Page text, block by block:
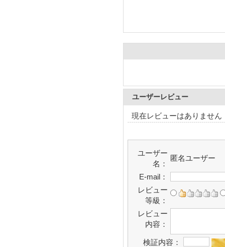
ユーザーレビュー
現在レビューはありません
ユーザー
名：
匿名ユーザー
E-mail：
レビュー
等級：
レビュー
内容：
検証内容：